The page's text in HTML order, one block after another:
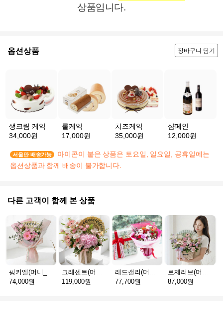
상품입니다.
옵션상품 장바구니 담기
생크림 케익
34,000원
롤케익
17,000원
치즈케익
35,000원
샴페인
12,000원
서울만 배송가능
아이콘이 붙은 상품은 토요일, 일요일, 공휴일에는
옵션상품과 함께 배송이 불가합니다.
다른 고객이 함께 본 상품
74,000원
119,000원
77,700원
87,000원